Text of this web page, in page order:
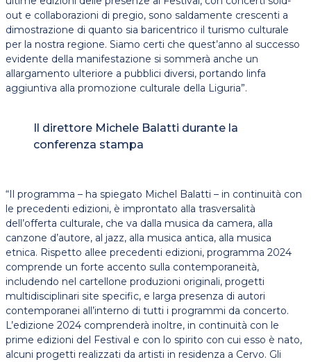
out e collaborazioni di pregio, sono saldamente crescenti a
dimostrazione di quanto sia baricentrico il turismo culturale
per la nostra regione. Siamo certi che quest’anno al successo
evidente della manifestazione si sommerà anche un
allargamento ulteriore a pubblici diversi, portando linfa
aggiuntiva alla promozione culturale della Liguria”.
Il direttore Michele Balatti durante la
conferenza stampa
“Il programma – ha spiegato Michel Balatti – in continuità con
le precedenti edizioni, è improntato alla trasversalità
dell’offerta culturale, che va dalla musica da camera, alla
canzone d’autore, al jazz, alla musica antica, alla musica
etnica. Rispetto allee precedenti edizioni, programma 2024
comprende un forte accento sulla contemporaneità,
includendo nel cartellone produzioni originali, progetti
multidisciplinari site specific, e larga presenza di autori
contemporanei all’interno di tutti i programmi da concerto.
L’edizione 2024 comprenderà inoltre, in continuità con le
prime edizioni del Festival e con lo spirito con cui esso è nato,
alcuni progetti realizzati da artisti in residenza a Cervo. Gli